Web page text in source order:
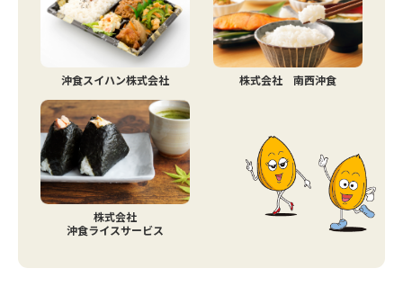
沖食スイハン株式会社 株式会社 南西沖食
株式会社
沖食ライスサービス